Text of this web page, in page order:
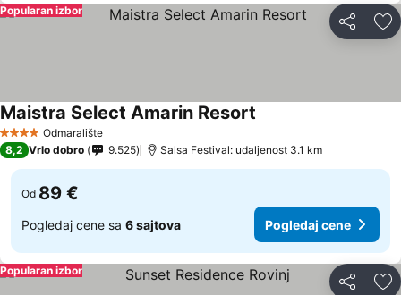
Deli
Popularan izbor
4 ZvezdiceOdmaralište
Maistra Select Amarin Resort
8,2 Vrlo dobro 9.525 Salsa Festival: udaljenost 3.1 km
Od 89 €
Pogledaj cene sa 6 sajtova Pogledaj cene
Deli
Popularan izbor